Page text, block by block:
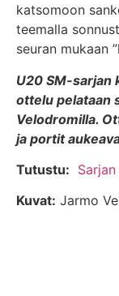
katsomoon
teemalla
seuran mukaan
U20 SM-sarjan
ottelu pelataan
Velodromilla.
ja portit
Tutustu:
Kuvat: Jarmo